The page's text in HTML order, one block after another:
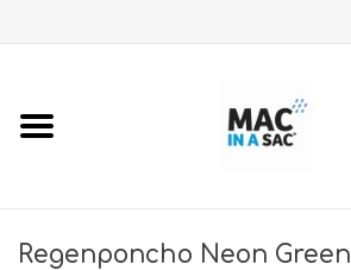
Home
Regenjassen Kids
Regenponcho Neon Green